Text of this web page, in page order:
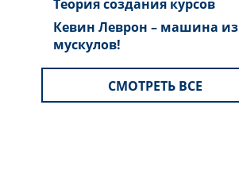
Теория создания курсов
Кевин Леврон – машина из
мускулов!
СМОТРЕТЬ ВСЕ